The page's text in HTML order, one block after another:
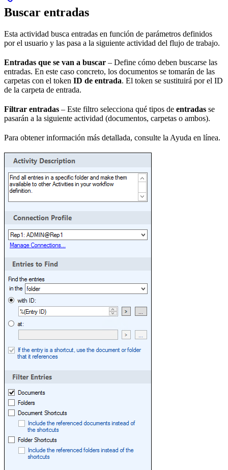
Buscar entradas
Esta actividad busca entradas en función de parámetros definidos
por el usuario y las pasa a la siguiente actividad del flujo de trabajo.
Entradas que se van a buscar – Define cómo deben buscarse las
entradas. En este caso concreto, los documentos se tomarán de las
carpetas con el token ID de entrada. El token se sustituirá por el ID
de la carpeta de entrada.
Filtrar entradas – Este filtro selecciona qué tipos de entradas se
pasarán a la siguiente actividad (documentos, carpetas o ambos).
Para obtener información más detallada, consulte la Ayuda en línea.